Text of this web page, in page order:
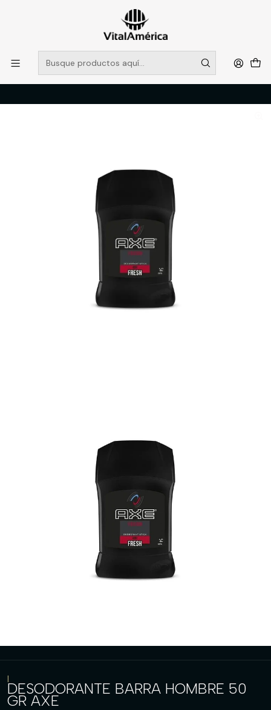
POR SISTEMA FRONTAL SOLO RETIROS EN TIENDA, DESDE
MUCHAS GRACIAS +569 5956 2237
Leer más
Inicio Catálogo
LIMPIEZA E HIGENE INDUSTRIAL
HIGENE PERSONAL
DESODORANTE BARRA HOMBRE 50 GR AXE
|
DESODORANTE BARRA HOMBRE 50
GR AXE